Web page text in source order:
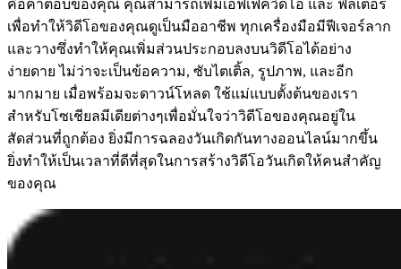
คือคำตอบของคุณ คุณสามารถเพิ่มเอ็ฟเฟ็ควิดีโอ และ ฟิลเตอร์
เพื่อทำให้วิดีโอของคุณดูเป็นมืออาชีพ ทุกเครื่องมือมีฟีเจอร์ลาก
และวางซึ่งทำให้คุณเพิ่มส่วนประกอบลงบนวิดีโอได้อย่าง
ง่ายดาย ไม่ว่าจะเป็นข้อความ, ซับไตเติ้ล, รูปภาพ, และอีก
มากมาย เมื่อพร้อมจะดาวน์โหลด ใช้แม่แบบตั้งต้นของเรา
สำหรับโซเชียลมีเดียต่างๆเพื่อมั่นใจว่าวิดีโอของคุณอยู่ใน
สัดส่วนที่ถูกต้อง ยิ่งมีการฉลองวันเกิดกันทางออนไลน์มากขึ้น
ยิ่งทำให้เป็นเวลาที่ดีที่สุดในการสร้างวิดีโอวันเกิดให้คนสำคัญ
ของคุณ